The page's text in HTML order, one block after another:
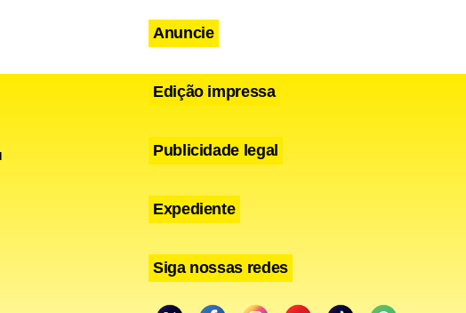
Anuncie
Edição impressa
Publicidade legal
Expediente
Siga nossas redes